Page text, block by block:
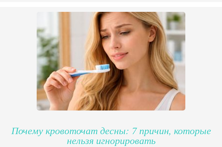
Почему кровоточат десны: 7 причин, которые
нельзя игнорировать